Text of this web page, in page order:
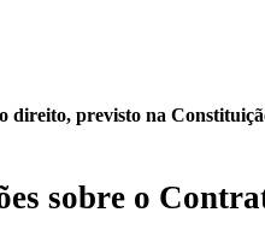
previsto na
sobre o